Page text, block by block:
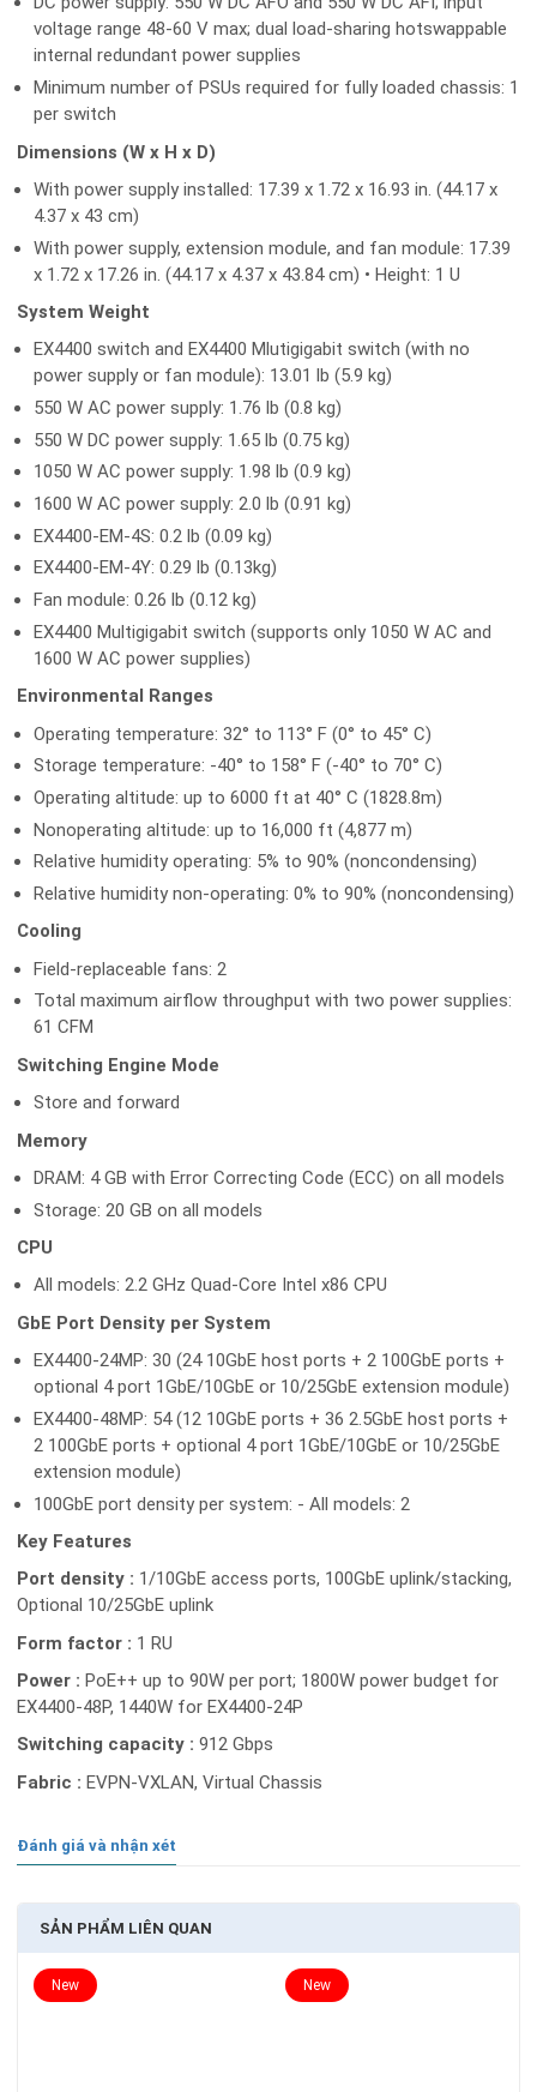
voltage range 48-60 V max; dual load-sharing hotswappable
internal redundant power supplies
Minimum number of PSUs required for fully loaded chassis: 1
per switch
Dimensions (W x H x D)
With power supply installed: 17.39 x 1.72 x 16.93 in. (44.17 x
4.37 x 43 cm)
With power supply, extension module, and fan module: 17.39
x 1.72 x 17.26 in. (44.17 x 4.37 x 43.84 cm) • Height: 1 U
System Weight
EX4400 switch and EX4400 Mlutigigabit switch (with no
power supply or fan module): 13.01 lb (5.9 kg)
550 W AC power supply: 1.76 lb (0.8 kg)
550 W DC power supply: 1.65 lb (0.75 kg)
1050 W AC power supply: 1.98 lb (0.9 kg)
1600 W AC power supply: 2.0 lb (0.91 kg)
EX4400-EM-4S: 0.2 lb (0.09 kg)
EX4400-EM-4Y: 0.29 lb (0.13kg)
Fan module: 0.26 lb (0.12 kg)
EX4400 Multigigabit switch (supports only 1050 W AC and
1600 W AC power supplies)
Environmental Ranges
Operating temperature: 32° to 113° F (0° to 45° C)
Storage temperature: -40° to 158° F (-40° to 70° C)
Operating altitude: up to 6000 ft at 40° C (1828.8m)
Nonoperating altitude: up to 16,000 ft (4,877 m)
Relative humidity operating: 5% to 90% (noncondensing)
Relative humidity non-operating: 0% to 90% (noncondensing)
Cooling
Field-replaceable fans: 2
Total maximum airflow throughput with two power supplies:
61 CFM
Switching Engine Mode
Store and forward
Memory
DRAM: 4 GB with Error Correcting Code (ECC) on all models
Storage: 20 GB on all models
CPU
All models: 2.2 GHz Quad-Core Intel x86 CPU
GbE Port Density per System
EX4400-24MP: 30 (24 10GbE host ports + 2 100GbE ports +
optional 4 port 1GbE/10GbE or 10/25GbE extension module)
EX4400-48MP: 54 (12 10GbE ports + 36 2.5GbE host ports +
2 100GbE ports + optional 4 port 1GbE/10GbE or 10/25GbE
extension module)
100GbE port density per system: - All models: 2
Key Features
Port density : 1/10GbE access ports, 100GbE uplink/stacking,
Optional 10/25GbE uplink
Form factor : 1 RU
Power :PoE++ up to 90W per port; 1800W power budget for
EX4400-48P, 1440W for EX4400-24P
Switching capacity :912 Gbps
Fabric :EVPN-VXLAN, Virtual Chassis
Đánh giá và nhận xét
SẢN PHẨM LIÊN QUAN
New New